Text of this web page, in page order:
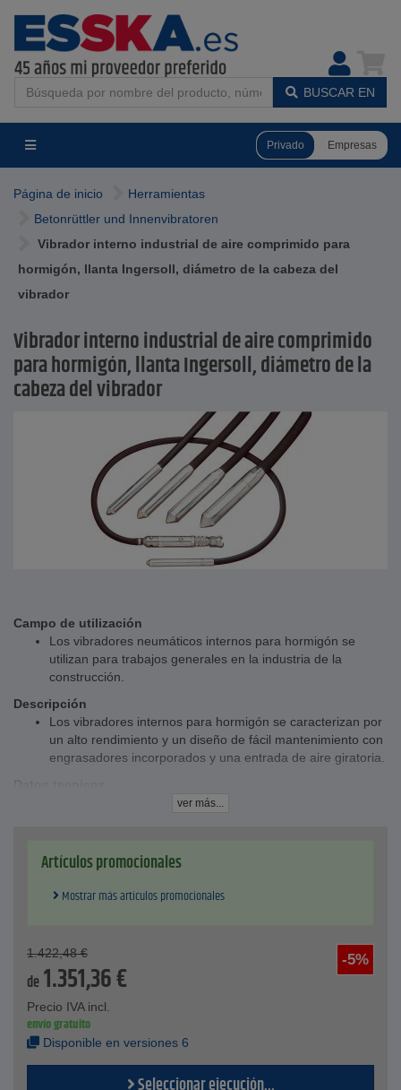
BUSCAR EN
Privado Empresas
Página de inicio
Herramientas
Betonrüttler und Innenvibratoren
Vibrador interno industrial de aire comprimido para
hormigón, llanta Ingersoll, diámetro de la cabeza del
vibrador
Vibrador interno industrial de aire comprimido
para hormigón, llanta Ingersoll, diámetro de la
cabeza del vibrador
Campo de utilización
Los vibradores neumáticos internos para hormigón se
utilizan para trabajos generales en la industria de la
construcción.
Descripción
Los vibradores internos para hormigón se caracterizan por
un alto rendimiento y un diseño de fácil mantenimiento con
engrasadores incorporados y una entrada de aire giratoria.
Conexión de aire: 1 pulgada interna
recomm. Manguera: Ø 10 mm diámetro interior
ver más...
Artículos promocionales
Mostrar más artículos promocionales
-5%
1.422,48 €
de 1.351,36€
Precio IVA incl.
envío gratuito
Disponible en versiones 6